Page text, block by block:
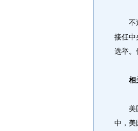
不过
接任中
选举。
相
美国
中，美